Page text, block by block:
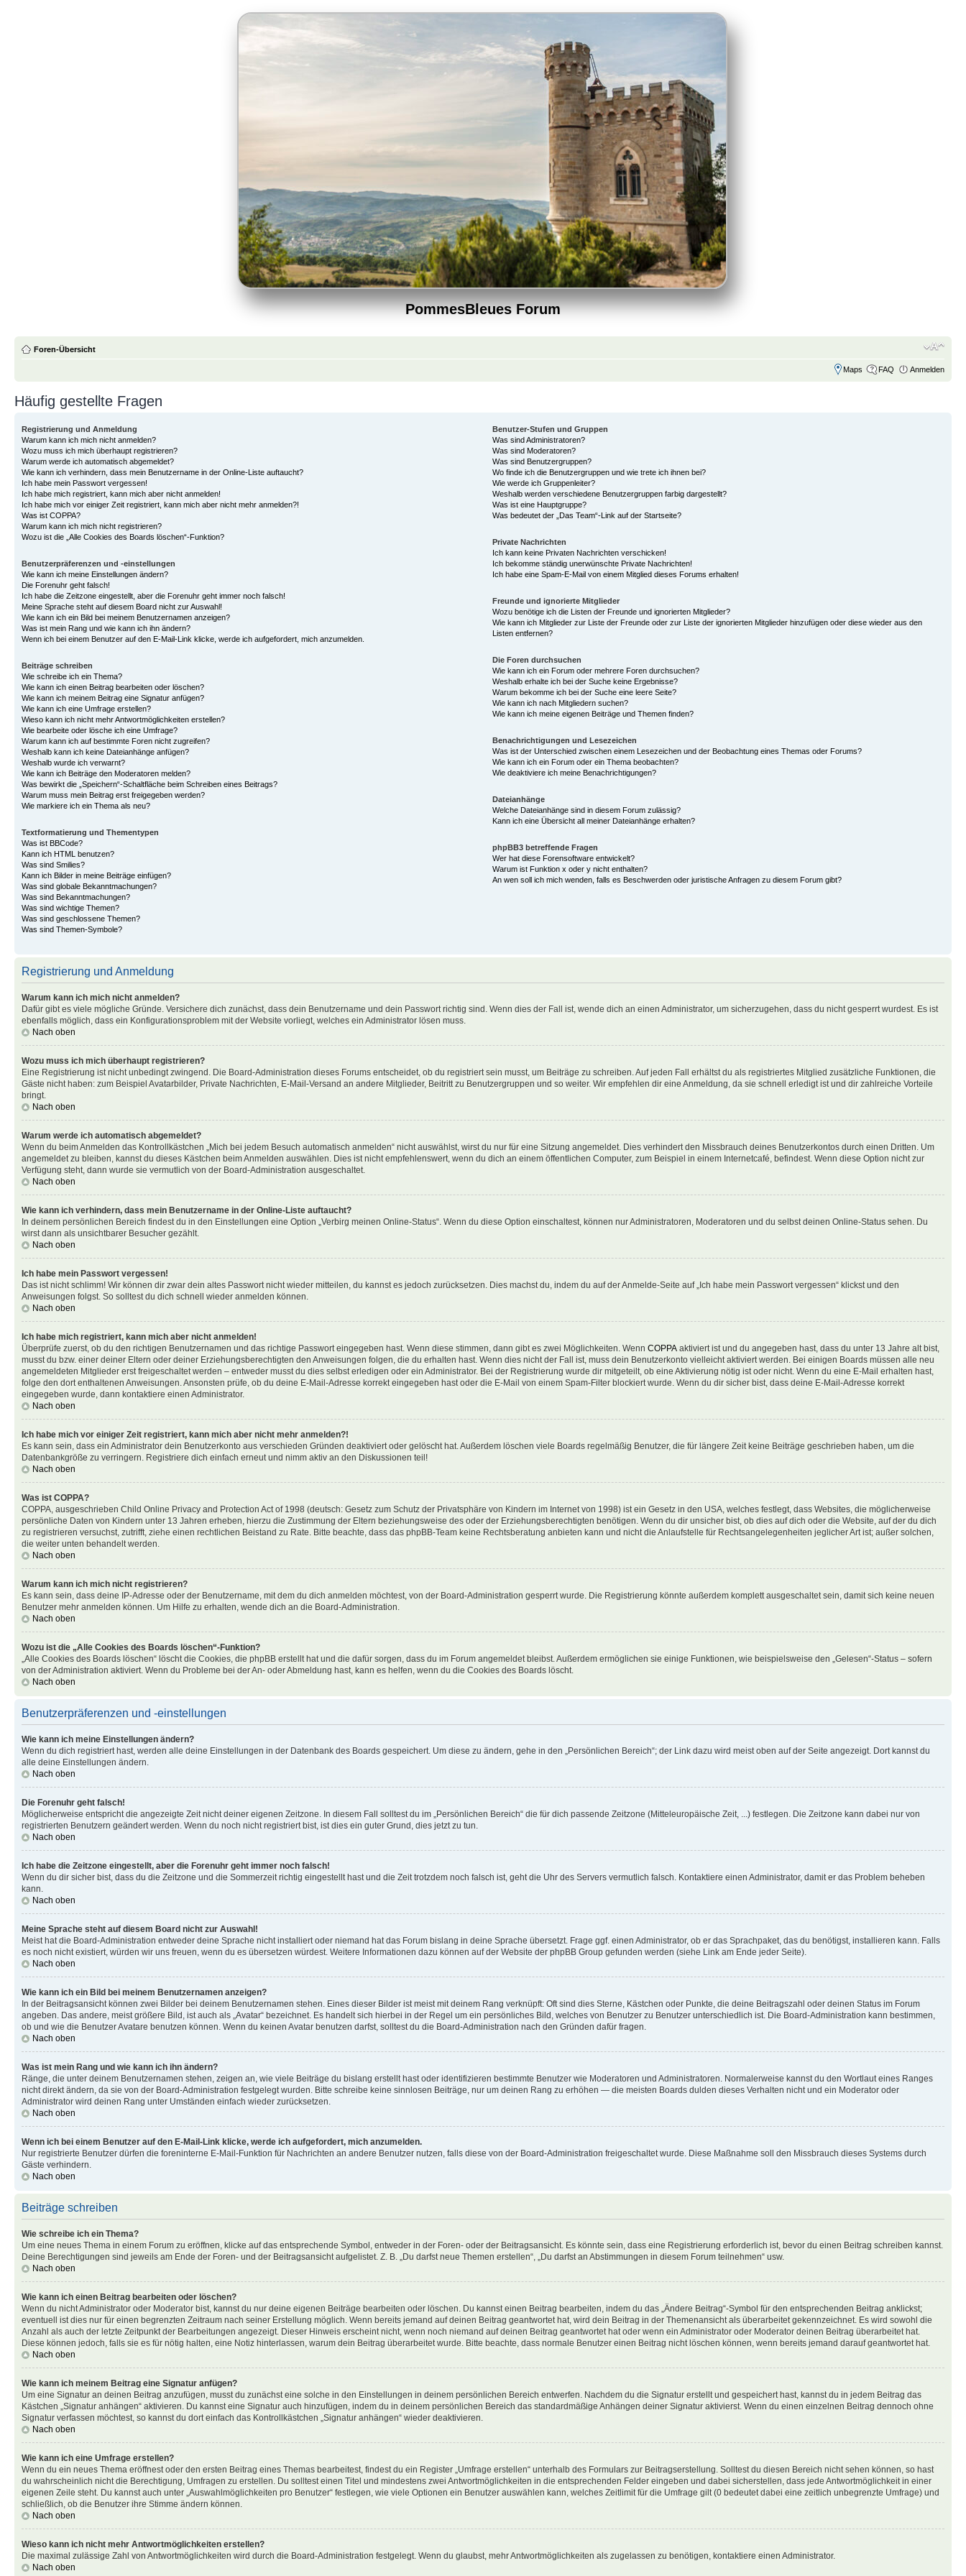
PommesBleues Forum
Foren-Übersicht
Maps FAQ Anmelden
Häufig gestellte Fragen
Registrierung und Anmeldung
Warum kann ich mich nicht anmelden?
Wozu muss ich mich überhaupt registrieren?
Warum werde ich automatisch abgemeldet?
Wie kann ich verhindern, dass mein Benutzername in der Online-Liste auftaucht?
Ich habe mein Passwort vergessen!
Ich habe mich registriert, kann mich aber nicht anmelden!
Ich habe mich vor einiger Zeit registriert, kann mich aber nicht mehr anmelden?!
Was ist COPPA?
Warum kann ich mich nicht registrieren?
Wozu ist die „Alle Cookies des Boards löschen“-Funktion?
Benutzerpräferenzen und -einstellungen
Wie kann ich meine Einstellungen ändern?
Die Forenuhr geht falsch!
Ich habe die Zeitzone eingestellt, aber die Forenuhr geht immer noch falsch!
Meine Sprache steht auf diesem Board nicht zur Auswahl!
Wie kann ich ein Bild bei meinem Benutzernamen anzeigen?
Was ist mein Rang und wie kann ich ihn ändern?
Wenn ich bei einem Benutzer auf den E-Mail-Link klicke, werde ich aufgefordert, mich anzumelden.
Beiträge schreiben
Wie schreibe ich ein Thema?
Wie kann ich einen Beitrag bearbeiten oder löschen?
Wie kann ich meinem Beitrag eine Signatur anfügen?
Wie kann ich eine Umfrage erstellen?
Wieso kann ich nicht mehr Antwortmöglichkeiten erstellen?
Wie bearbeite oder lösche ich eine Umfrage?
Warum kann ich auf bestimmte Foren nicht zugreifen?
Weshalb kann ich keine Dateianhänge anfügen?
Weshalb wurde ich verwarnt?
Wie kann ich Beiträge den Moderatoren melden?
Was bewirkt die „Speichern“-Schaltfläche beim Schreiben eines Beitrags?
Warum muss mein Beitrag erst freigegeben werden?
Wie markiere ich ein Thema als neu?
Textformatierung und Thementypen
Was ist BBCode?
Kann ich HTML benutzen?
Was sind Smilies?
Kann ich Bilder in meine Beiträge einfügen?
Was sind globale Bekanntmachungen?
Was sind Bekanntmachungen?
Was sind wichtige Themen?
Was sind geschlossene Themen?
Was sind Themen-Symbole?
Benutzer-Stufen und Gruppen
Was sind Administratoren?
Was sind Moderatoren?
Was sind Benutzergruppen?
Wo finde ich die Benutzergruppen und wie trete ich ihnen bei?
Wie werde ich Gruppenleiter?
Weshalb werden verschiedene Benutzergruppen farbig dargestellt?
Was ist eine Hauptgruppe?
Was bedeutet der „Das Team“-Link auf der Startseite?
Private Nachrichten
Ich kann keine Privaten Nachrichten verschicken!
Ich bekomme ständig unerwünschte Private Nachrichten!
Ich habe eine Spam-E-Mail von einem Mitglied dieses Forums erhalten!
Freunde und ignorierte Mitglieder
Wozu benötige ich die Listen der Freunde und ignorierten Mitglieder?
Wie kann ich Mitglieder zur Liste der Freunde oder zur Liste der ignorierten Mitglieder hinzufügen oder diese wieder aus den
Listen entfernen?
Die Foren durchsuchen
Wie kann ich ein Forum oder mehrere Foren durchsuchen?
Weshalb erhalte ich bei der Suche keine Ergebnisse?
Warum bekomme ich bei der Suche eine leere Seite?
Wie kann ich nach Mitgliedern suchen?
Wie kann ich meine eigenen Beiträge und Themen finden?
Benachrichtigungen und Lesezeichen
Was ist der Unterschied zwischen einem Lesezeichen und der Beobachtung eines Themas oder Forums?
Wie kann ich ein Forum oder ein Thema beobachten?
Wie deaktiviere ich meine Benachrichtigungen?
Dateianhänge
Welche Dateianhänge sind in diesem Forum zulässig?
Kann ich eine Übersicht all meiner Dateianhänge erhalten?
phpBB3 betreffende Fragen
Wer hat diese Forensoftware entwickelt?
Warum ist Funktion x oder y nicht enthalten?
An wen soll ich mich wenden, falls es Beschwerden oder juristische Anfragen zu diesem Forum gibt?
Registrierung und Anmeldung
Warum kann ich mich nicht anmelden?
Dafür gibt es viele mögliche Gründe. Versichere dich zunächst, dass dein Benutzername und dein Passwort richtig sind. Wenn dies der Fall ist, wende dich an einen Administrator, um sicherzugehen, dass du nicht gesperrt wurdest. Es ist
ebenfalls möglich, dass ein Konfigurationsproblem mit der Website vorliegt, welches ein Administrator lösen muss.
Nach oben
Wozu muss ich mich überhaupt registrieren?
Eine Registrierung ist nicht unbedingt zwingend. Die Board-Administration dieses Forums entscheidet, ob du registriert sein musst, um Beiträge zu schreiben. Auf jeden Fall erhältst du als registriertes Mitglied zusätzliche Funktionen, die
Gäste nicht haben: zum Beispiel Avatarbilder, Private Nachrichten, E-Mail-Versand an andere Mitglieder, Beitritt zu Benutzergruppen und so weiter. Wir empfehlen dir eine Anmeldung, da sie schnell erledigt ist und dir zahlreiche Vorteile
bringt.
Nach oben
Warum werde ich automatisch abgemeldet?
Wenn du beim Anmelden das Kontrollkästchen „Mich bei jedem Besuch automatisch anmelden“ nicht auswählst, wirst du nur für eine Sitzung angemeldet. Dies verhindert den Missbrauch deines Benutzerkontos durch einen Dritten. Um
angemeldet zu bleiben, kannst du dieses Kästchen beim Anmelden auswählen. Dies ist nicht empfehlenswert, wenn du dich an einem öffentlichen Computer, zum Beispiel in einem Internetcafé, befindest. Wenn diese Option nicht zur
Verfügung steht, dann wurde sie vermutlich von der Board-Administration ausgeschaltet.
Nach oben
Wie kann ich verhindern, dass mein Benutzername in der Online-Liste auftaucht?
In deinem persönlichen Bereich findest du in den Einstellungen eine Option „Verbirg meinen Online-Status“. Wenn du diese Option einschaltest, können nur Administratoren, Moderatoren und du selbst deinen Online-Status sehen. Du
wirst dann als unsichtbarer Besucher gezählt.
Nach oben
Ich habe mein Passwort vergessen!
Das ist nicht schlimm! Wir können dir zwar dein altes Passwort nicht wieder mitteilen, du kannst es jedoch zurücksetzen. Dies machst du, indem du auf der Anmelde-Seite auf „Ich habe mein Passwort vergessen“ klickst und den
Anweisungen folgst. So solltest du dich schnell wieder anmelden können.
Nach oben
Ich habe mich registriert, kann mich aber nicht anmelden!
Überprüfe zuerst, ob du den richtigen Benutzernamen und das richtige Passwort eingegeben hast. Wenn diese stimmen, dann gibt es zwei Möglichkeiten. Wenn COPPA aktiviert ist und du angegeben hast, dass du unter 13 Jahre alt bist,
musst du bzw. einer deiner Eltern oder deiner Erziehungsberechtigten den Anweisungen folgen, die du erhalten hast. Wenn dies nicht der Fall ist, muss dein Benutzerkonto vielleicht aktiviert werden. Bei einigen Boards müssen alle neu
angemeldeten Mitglieder erst freigeschaltet werden – entweder musst du dies selbst erledigen oder ein Administrator. Bei der Registrierung wurde dir mitgeteilt, ob eine Aktivierung nötig ist oder nicht. Wenn du eine E-Mail erhalten hast,
folge den dort enthaltenen Anweisungen. Ansonsten prüfe, ob du deine E-Mail-Adresse korrekt eingegeben hast oder die E-Mail von einem Spam-Filter blockiert wurde. Wenn du dir sicher bist, dass deine E-Mail-Adresse korrekt
eingegeben wurde, dann kontaktiere einen Administrator.
Nach oben
Ich habe mich vor einiger Zeit registriert, kann mich aber nicht mehr anmelden?!
Es kann sein, dass ein Administrator dein Benutzerkonto aus verschieden Gründen deaktiviert oder gelöscht hat. Außerdem löschen viele Boards regelmäßig Benutzer, die für längere Zeit keine Beiträge geschrieben haben, um die
Datenbankgröße zu verringern. Registriere dich einfach erneut und nimm aktiv an den Diskussionen teil!
Nach oben
Was ist COPPA?
COPPA, ausgeschrieben Child Online Privacy and Protection Act of 1998 (deutsch: Gesetz zum Schutz der Privatsphäre von Kindern im Internet von 1998) ist ein Gesetz in den USA, welches festlegt, dass Websites, die möglicherweise
persönliche Daten von Kindern unter 13 Jahren erheben, hierzu die Zustimmung der Eltern beziehungsweise des oder der Erziehungsberechtigten benötigen. Wenn du dir unsicher bist, ob dies auf dich oder die Website, auf der du dich
zu registrieren versuchst, zutrifft, ziehe einen rechtlichen Beistand zu Rate. Bitte beachte, dass das phpBB-Team keine Rechtsberatung anbieten kann und nicht die Anlaufstelle für Rechtsangelegenheiten jeglicher Art ist; außer solchen,
die weiter unten behandelt werden.
Nach oben
Warum kann ich mich nicht registrieren?
Es kann sein, dass deine IP-Adresse oder der Benutzername, mit dem du dich anmelden möchtest, von der Board-Administration gesperrt wurde. Die Registrierung könnte außerdem komplett ausgeschaltet sein, damit sich keine neuen
Benutzer mehr anmelden können. Um Hilfe zu erhalten, wende dich an die Board-Administration.
Nach oben
Wozu ist die „Alle Cookies des Boards löschen“-Funktion?
„Alle Cookies des Boards löschen“ löscht die Cookies, die phpBB erstellt hat und die dafür sorgen, dass du im Forum angemeldet bleibst. Außerdem ermöglichen sie einige Funktionen, wie beispielsweise den „Gelesen“-Status – sofern
von der Administration aktiviert. Wenn du Probleme bei der An- oder Abmeldung hast, kann es helfen, wenn du die Cookies des Boards löscht.
Nach oben
Benutzerpräferenzen und -einstellungen
Wie kann ich meine Einstellungen ändern?
Wenn du dich registriert hast, werden alle deine Einstellungen in der Datenbank des Boards gespeichert. Um diese zu ändern, gehe in den „Persönlichen Bereich“; der Link dazu wird meist oben auf der Seite angezeigt. Dort kannst du
alle deine Einstellungen ändern.
Nach oben
Die Forenuhr geht falsch!
Möglicherweise entspricht die angezeigte Zeit nicht deiner eigenen Zeitzone. In diesem Fall solltest du im „Persönlichen Bereich“ die für dich passende Zeitzone (Mitteleuropäische Zeit, ...) festlegen. Die Zeitzone kann dabei nur von
registrierten Benutzern geändert werden. Wenn du noch nicht registriert bist, ist dies ein guter Grund, dies jetzt zu tun.
Nach oben
Ich habe die Zeitzone eingestellt, aber die Forenuhr geht immer noch falsch!
Wenn du dir sicher bist, dass du die Zeitzone und die Sommerzeit richtig eingestellt hast und die Zeit trotzdem noch falsch ist, geht die Uhr des Servers vermutlich falsch. Kontaktiere einen Administrator, damit er das Problem beheben
kann.
Nach oben
Meine Sprache steht auf diesem Board nicht zur Auswahl!
Meist hat die Board-Administration entweder deine Sprache nicht installiert oder niemand hat das Forum bislang in deine Sprache übersetzt. Frage ggf. einen Administrator, ob er das Sprachpaket, das du benötigst, installieren kann. Falls
es noch nicht existiert, würden wir uns freuen, wenn du es übersetzen würdest. Weitere Informationen dazu können auf der Website der phpBB Group gefunden werden (siehe Link am Ende jeder Seite).
Nach oben
Wie kann ich ein Bild bei meinem Benutzernamen anzeigen?
In der Beitragsansicht können zwei Bilder bei deinem Benutzernamen stehen. Eines dieser Bilder ist meist mit deinem Rang verknüpft: Oft sind dies Sterne, Kästchen oder Punkte, die deine Beitragszahl oder deinen Status im Forum
angeben. Das andere, meist größere Bild, ist auch als „Avatar“ bezeichnet. Es handelt sich hierbei in der Regel um ein persönliches Bild, welches von Benutzer zu Benutzer unterschiedlich ist. Die Board-Administration kann bestimmen,
ob und wie die Benutzer Avatare benutzen können. Wenn du keinen Avatar benutzen darfst, solltest du die Board-Administration nach den Gründen dafür fragen.
Nach oben
Was ist mein Rang und wie kann ich ihn ändern?
Ränge, die unter deinem Benutzernamen stehen, zeigen an, wie viele Beiträge du bislang erstellt hast oder identifizieren bestimmte Benutzer wie Moderatoren und Administratoren. Normalerweise kannst du den Wortlaut eines Ranges
nicht direkt ändern, da sie von der Board-Administration festgelegt wurden. Bitte schreibe keine sinnlosen Beiträge, nur um deinen Rang zu erhöhen — die meisten Boards dulden dieses Verhalten nicht und ein Moderator oder
Administrator wird deinen Rang unter Umständen einfach wieder zurücksetzen.
Nach oben
Wenn ich bei einem Benutzer auf den E-Mail-Link klicke, werde ich aufgefordert, mich anzumelden.
Nur registrierte Benutzer dürfen die foreninterne E-Mail-Funktion für Nachrichten an andere Benutzer nutzen, falls diese von der Board-Administration freigeschaltet wurde. Diese Maßnahme soll den Missbrauch dieses Systems durch
Gäste verhindern.
Nach oben
Beiträge schreiben
Wie schreibe ich ein Thema?
Um eine neues Thema in einem Forum zu eröffnen, klicke auf das entsprechende Symbol, entweder in der Foren- oder der Beitragsansicht. Es könnte sein, dass eine Registrierung erforderlich ist, bevor du einen Beitrag schreiben kannst.
Deine Berechtigungen sind jeweils am Ende der Foren- und der Beitragsansicht aufgelistet. Z. B. „Du darfst neue Themen erstellen“, „Du darfst an Abstimmungen in diesem Forum teilnehmen“ usw.
Nach oben
Wie kann ich einen Beitrag bearbeiten oder löschen?
Wenn du nicht Administrator oder Moderator bist, kannst du nur deine eigenen Beiträge bearbeiten oder löschen. Du kannst einen Beitrag bearbeiten, indem du das „Ändere Beitrag“-Symbol für den entsprechenden Beitrag anklickst;
eventuell ist dies nur für einen begrenzten Zeitraum nach seiner Erstellung möglich. Wenn bereits jemand auf deinen Beitrag geantwortet hat, wird dein Beitrag in der Themenansicht als überarbeitet gekennzeichnet. Es wird sowohl die
Anzahl als auch der letzte Zeitpunkt der Bearbeitungen angezeigt. Dieser Hinweis erscheint nicht, wenn noch niemand auf deinen Beitrag geantwortet hat oder wenn ein Administrator oder Moderator deinen Beitrag überarbeitet hat.
Diese können jedoch, falls sie es für nötig halten, eine Notiz hinterlassen, warum dein Beitrag überarbeitet wurde. Bitte beachte, dass normale Benutzer einen Beitrag nicht löschen können, wenn bereits jemand darauf geantwortet hat.
Nach oben
Wie kann ich meinem Beitrag eine Signatur anfügen?
Um eine Signatur an deinen Beitrag anzufügen, musst du zunächst eine solche in den Einstellungen in deinem persönlichen Bereich entwerfen. Nachdem du die Signatur erstellt und gespeichert hast, kannst du in jedem Beitrag das
Kästchen „Signatur anhängen“ aktivieren. Du kannst eine Signatur auch hinzufügen, indem du in deinem persönlichen Bereich das standardmäßige Anhängen deiner Signatur aktivierst. Wenn du einen einzelnen Beitrag dennoch ohne
Signatur verfassen möchtest, so kannst du dort einfach das Kontrollkästchen „Signatur anhängen“ wieder deaktivieren.
Nach oben
Wie kann ich eine Umfrage erstellen?
Wenn du ein neues Thema eröffnest oder den ersten Beitrag eines Themas bearbeitest, findest du ein Register „Umfrage erstellen“ unterhalb des Formulars zur Beitragserstellung. Solltest du diesen Bereich nicht sehen können, so hast
du wahrscheinlich nicht die Berechtigung, Umfragen zu erstellen. Du solltest einen Titel und mindestens zwei Antwortmöglichkeiten in die entsprechenden Felder eingeben und dabei sicherstellen, dass jede Antwortmöglichkeit in einer
eigenen Zeile steht. Du kannst auch unter „Auswahlmöglichkeiten pro Benutzer“ festlegen, wie viele Optionen ein Benutzer auswählen kann, welches Zeitlimit für die Umfrage gilt (0 bedeutet dabei eine zeitlich unbegrenzte Umfrage) und
schließlich, ob die Benutzer ihre Stimme ändern können.
Nach oben
Wieso kann ich nicht mehr Antwortmöglichkeiten erstellen?
Die maximal zulässige Zahl von Antwortmöglichkeiten wird durch die Board-Administration festgelegt. Wenn du glaubst, mehr Antwortmöglichkeiten als zugelassen zu benötigen, kontaktiere einen Administrator.
Nach oben